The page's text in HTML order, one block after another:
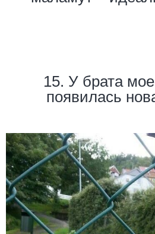
15. У брата
появилась